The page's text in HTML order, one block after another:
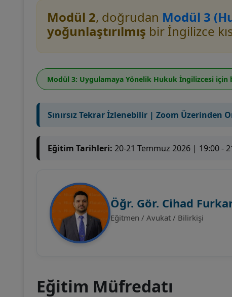
Modül 2, doğrudan Modül 3
yoğunlaştırılmış bir İngilizce
Modül 3: Uygulamaya Yönelik Hukuk İngilizcesi için
Sınırsız Tekrar İzlenebilir | Zoom Üzerinden
Eğitim Tarihleri: 20-21 Temmuz 2026 | 19:00 -
Öğr. Gör. Cihad
Eğitmen / Avukat / Bilirkişi
Eğitim Müfredatı